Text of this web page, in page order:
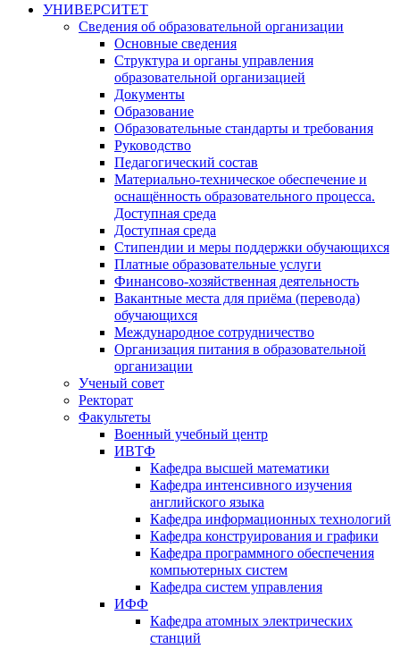
УНИВЕРСИТЕТ
Сведения об образовательной организации
Основные сведения
Структура и органы управления
образовательной организацией
Документы
Образование
Образовательные стандарты и требования
Руководство
Педагогический состав
Материально-техническое обеспечение и
оснащённость образовательного процесса.
Доступная среда
Доступная среда
Стипендии и меры поддержки обучающихся
Платные образовательные услуги
Финансово-хозяйственная деятельность
Вакантные места для приёма (перевода)
обучающихся
Международное сотрудничество
Организация питания в образовательной
организации
Ученый совет
Ректорат
Факультеты
Военный учебный центр
ИВТФ
Кафедра высшей математики
Кафедра интенсивного изучения
английского языка
Кафедра информационных технологий
Кафедра конструирования и графики
Кафедра программного обеспечения
компьютерных систем
Кафедра систем управления
ИФФ
Кафедра атомных электрических
станций